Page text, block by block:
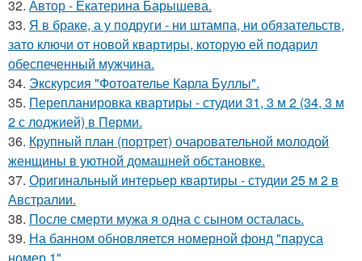
32. Автор - Екатерина Барышева.
33. Я в браке, а у подруги - ни штампа, ни обязательств,
зато ключи от новой квартиры, которую ей подарил
обеспеченный мужчина.
34. Экскурсия "Фотоателье Карла Буллы".
35. Перепланировка квартиры - студии 31, 3 м 2 (34, 3 м
2 с лоджией) в Перми.
36. Крупный план (портрет) очаровательной молодой
женщины в уютной домашней обстановке.
37. Оригинальный интерьер квартиры - студии 25 м 2 в
Австралии.
38. После смерти мужа я одна с сыном осталась.
39. На банном обновляется номерной фонд "паруса
номер 1".